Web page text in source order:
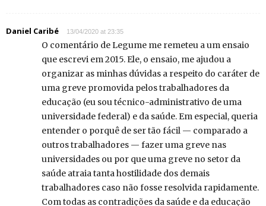
Daniel Caribé 13/04/2020 at 23:35
O comentário de Legume me remeteu a um ensaio
que escrevi em 2015. Ele, o ensaio, me ajudou a
organizar as minhas dúvidas a respeito do caráter de
uma greve promovida pelos trabalhadores da
educação (eu sou técnico-administrativo de uma
universidade federal) e da saúde. Em especial, queria
entender o porquê de ser tão fácil — comparado a
outros trabalhadores — fazer uma greve nas
universidades ou por que uma greve no setor da
saúde atraia tanta hostilidade dos demais
trabalhadores caso não fosse resolvida rapidamente.
Com todas as contradições da saúde e da educação